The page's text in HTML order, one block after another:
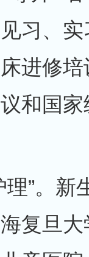
习、
进修
和国
理”。
复旦